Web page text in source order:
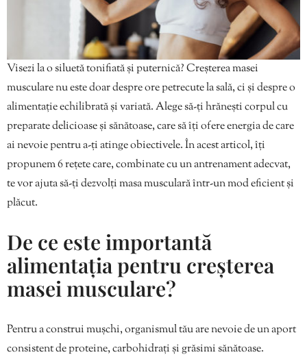
Visezi la o siluetă tonifiată și puternică? Creșterea masei
musculare nu este doar despre ore petrecute la sală, ci și despre o
alimentație echilibrată și variată. Alege să-ți hrănești corpul cu
preparate delicioase și sănătoase, care să îți ofere energia de care
ai nevoie pentru a-ți atinge obiectivele. În acest articol, îți
propunem 6 rețete care, combinate cu un antrenament adecvat,
te vor ajuta să-ți dezvolți masa musculară într-un mod eficient și
plăcut.
De ce este importantă
alimentația pentru creșterea
masei musculare?
Pentru a construi mușchi, organismul tău are nevoie de un aport
consistent de proteine, carbohidrați și grăsimi sănătoase.